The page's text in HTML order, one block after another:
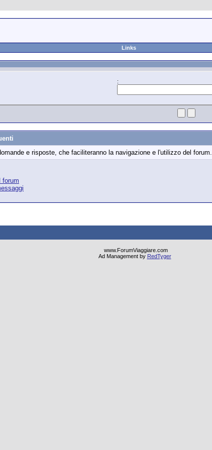
Links
:
e risposte, che faciliteranno la navigazione e l'utilizzo del forum.
forum
www.ForumViaggiare.com
Ad Management by RedTyger